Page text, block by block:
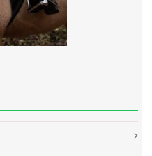
UNIÍ SPORTU
" BUDE ZAHÁJEN